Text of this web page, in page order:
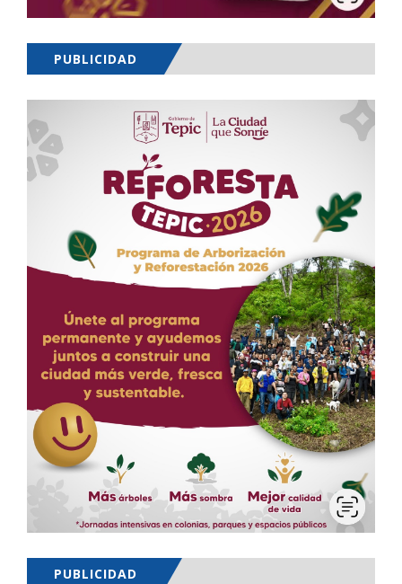
PUBLICIDAD
PUBLICIDAD